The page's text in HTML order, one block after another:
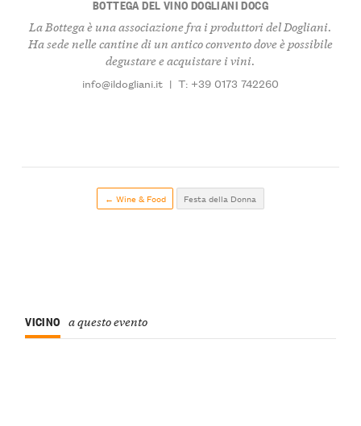
BOTTEGA DEL VINO DOGLIANI DOCG
La Bottega è una associazione fra i produttori del Dogliani.
Ha sede nelle cantine di un antico convento dove è possibile
degustare e acquistare i vini.
info@ildogliani.it | T: +39 0173 742260
← Wine & Food Festa della Donna
VICINO a questo evento